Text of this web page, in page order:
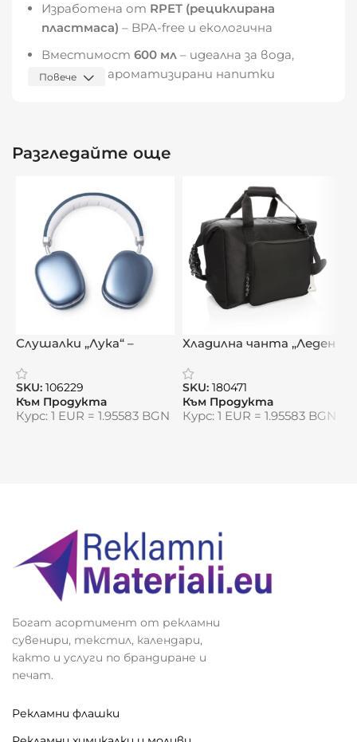
Изработена от RPET (рециклирана
пластмаса) – BPA-free и екологична
Вместимост 600 мл – идеална за вода,
фреш или ароматизирани напитки
Leak-free конструкция
спорт, пътуване или ежедневна употреба
Излъчва усещане за
лекота, устойчивост
и визуална свежест
Видяна от: 0
Повече
Разгледайте още
Слушалки „Лука“ –
без компромис
SKU: 106229
Към Продукта
Курс: 1 EUR = 1.95583 BGN
Хладилна чанта „Леден
SKU: 180471
Към Продукта
Курс: 1 EUR = 1.95583 BGN
Богат асортимент от рекламни
сувенири, текстил, календари,
както и услуги по брандиране и
печат.
Рекламни флашки